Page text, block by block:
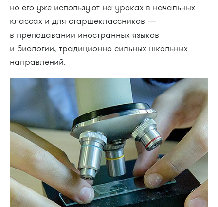
но его уже используют на уроках в начальных
классах и для старшеклассников —
в преподавании иностранных языков
и биологии, традиционно сильных школьных
направлений.